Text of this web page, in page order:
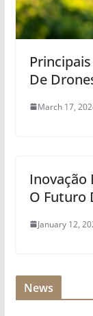
De
March 17,
Inovação
O Futuro
January 12,
News